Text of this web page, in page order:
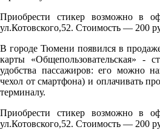
Приобрести стикер возможно в
ул.Котовского,52. Стоимость — 200
В городе Тюмени появился в
карты «Общепользовательская» -
удобства пассажиров: его можно
чехол от смартфона) и оплачивать
терминалу.
Приобрести стикер возможно в
ул.Котовского,52. Стоимость — 200